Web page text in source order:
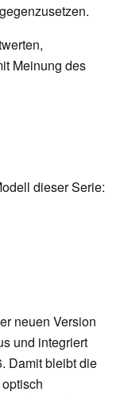
Meinung des
dieser Serie:
neuen Version
und integriert
Damit bleibt die